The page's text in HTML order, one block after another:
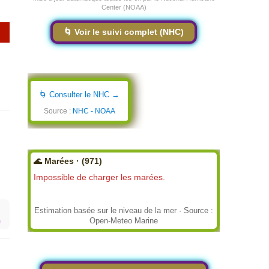
Center (NOAA)
🌀 Voir le suivi complet (NHC)
🌀 Consulter le NHC →
Source : NHC - NOAA
🌊 Marées · (971)
Impossible de charger les marées.
Estimation basée sur le niveau de la mer · Source :
Open-Meteo Marine